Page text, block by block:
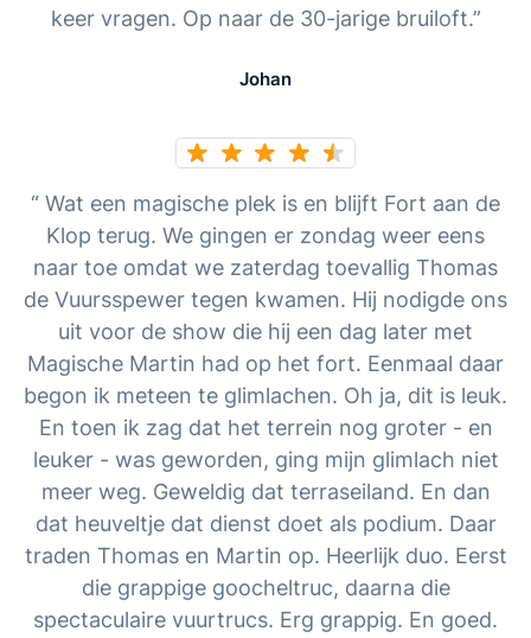
keer vragen. Op naar de 30-jarige bruiloft.”
Johan
“ Wat een magische plek is en blijft Fort aan de
Klop terug. We gingen er zondag weer eens
naar toe omdat we zaterdag toevallig Thomas
de Vuursspewer tegen kwamen. Hij nodigde ons
uit voor de show die hij een dag later met
Magische Martin had op het fort. Eenmaal daar
begon ik meteen te glimlachen. Oh ja, dit is leuk.
En toen ik zag dat het terrein nog groter - en
leuker - was geworden, ging mijn glimlach niet
meer weg. Geweldig dat terraseiland. En dan
dat heuveltje dat dienst doet als podium. Daar
traden Thomas en Martin op. Heerlijk duo. Eerst
die grappige goocheltruc, daarna die
spectaculaire vuurtrucs. Erg grappig. En goed.